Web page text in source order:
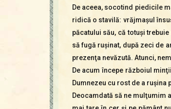
De aceea, socotind piedicile
ridică o stavilă: vrăjmaşul
păcatului său, că totuşi
să fugă ruşinat, după zeci de
prezenţa nevăzută. Atunci,
De acum începe războiul
Dumnezeu cu rost de a
Deocamdată să ne mulţumim